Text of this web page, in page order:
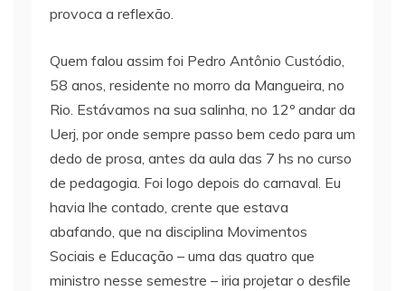
provoca a reflexão.
Quem falou assim foi Pedro Antônio Custódio,
58 anos, residente no morro da Mangueira, no
Rio. Estávamos na sua salinha, no 12º andar da
Uerj, por onde sempre passo bem cedo para um
dedo de prosa, antes da aula das 7 hs no curso
de pedagogia. Foi logo depois do carnaval. Eu
havia lhe contado, crente que estava
abafando, que na disciplina Movimentos
Sociais e Educação – uma das quatro que
ministro nesse semestre – iria projetar o desfile